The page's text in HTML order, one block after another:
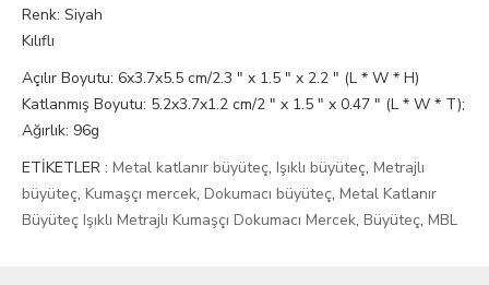
Renk: Siyah
Kılıflı
Açılır Boyutu: 6x3.7x5.5 cm/2.3 " x 1.5 " x 2.2 " (L * W * H)
Katlanmış Boyutu: 5.2x3.7x1.2 cm/2 " x 1.5 " x 0.47 " (L * W * T);
Ağırlık: 96g
ETİKETLER : Metal katlanır büyüteç, Işıklı büyüteç, Metrajlı
büyüteç, Kumaşçı mercek, Dokumacı büyüteç, Metal Katlanır
Büyüteç Işıklı Metrajlı Kumaşçı Dokumacı Mercek, Büyüteç, MBL